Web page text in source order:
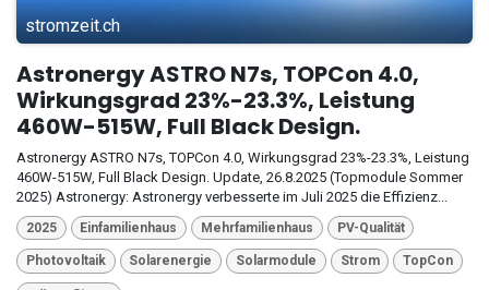
stromzeit.ch
Astronergy ASTRO N7s, TOPCon 4.0,
Wirkungsgrad 23%-23.3%, Leistung
460W-515W, Full Black Design.
Astronergy ASTRO N7s, TOPCon 4.0, Wirkungsgrad 23%-23.3%, Leistung
460W-515W, Full Black Design. Update, 26.8.2025 (Topmodule Sommer
2025) Astronergy: Astronergy verbesserte im Juli 2025 die Effizienz...
2025 Einfamilienhaus Mehrfamilienhaus PV-Qualität
Photovoltaik Solarenergie Solarmodule Strom TopCon